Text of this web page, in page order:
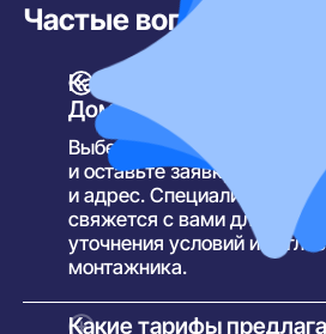
Частые вопросы
Как подключить
Домашний Интернет?
Выберите подходящий
и оставьте заявку, указав
и адрес. Специалист Т2
свяжется с вами для
уточнения условий и
монтажника.
Какие тарифы